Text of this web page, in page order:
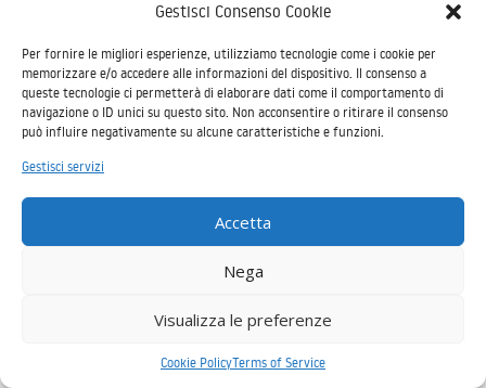
Gestisci Consenso Cookie
Per fornire le migliori esperienze, utilizziamo tecnologie come i cookie per
memorizzare e/o accedere alle informazioni del dispositivo. Il consenso a
queste tecnologie ci permetterà di elaborare dati come il comportamento di
navigazione o ID unici su questo sito. Non acconsentire o ritirare il consenso
può influire negativamente su alcune caratteristiche e funzioni.
Gestisci servizi
Accetta
Nega
Visualizza le preferenze
Cookie PolicyTerms of Service
stato realizzato grazie all’aiuto finanziario
Programma ENI CT Italia – Tunisia 2014-2020. Il contenuto del
presente sito è di esclusiva responsabilità del progetto CUBÂTI e non
può in nessun caso essere considerato come riflesso della posizione
dell’Unione Europea o della posizione delle strutture di gestione del
Programma - Copyright © 2026cubati networking platform